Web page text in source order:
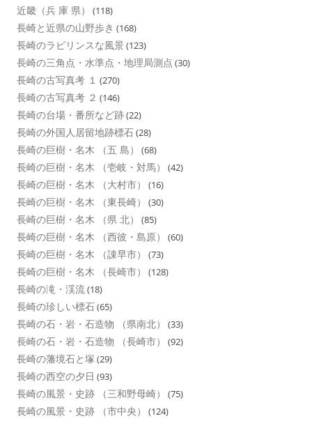
近畿（兵 庫 県） (118)
長崎と近県の山野歩き (168)
長崎のラビリンスな風景 (123)
長崎の三角点・水準点・地理局測点 (30)
長崎の古写真考 １ (270)
長崎の古写真考 ２ (146)
長崎の台場・番所など跡(22)
長崎の外国人居留地跡標石(28)
長崎の巨樹・名木 （五 島） (68)
長崎の巨樹・名木 （壱岐・対馬） (42)
長崎の巨樹・名木 （大村市） (16)
長崎の巨樹・名木 （東長崎） (30)
長崎の巨樹・名木 （県 北） (85)
長崎の巨樹・名木 （西彼・島原） (60)
長崎の巨樹・名木 （諌早市） (73)
長崎の巨樹・名木 （長崎市） (128)
長崎の滝・渓流(18)
長崎の珍しい標石(65)
長崎の石・岩・石造物 （県南北） (33)
長崎の石・岩・石造物 （長崎市） (92)
長崎の藩境石と塚 (29)
長崎の西空の夕日 (93)
長崎の風景・史跡 （三和野母崎） (75)
長崎の風景・史跡 （市中央） (124)